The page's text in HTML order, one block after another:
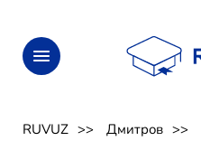
RUVUZ Дмитров